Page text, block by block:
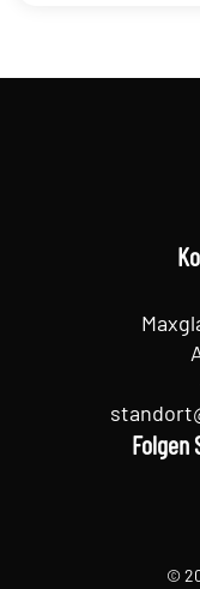
Folgen
©